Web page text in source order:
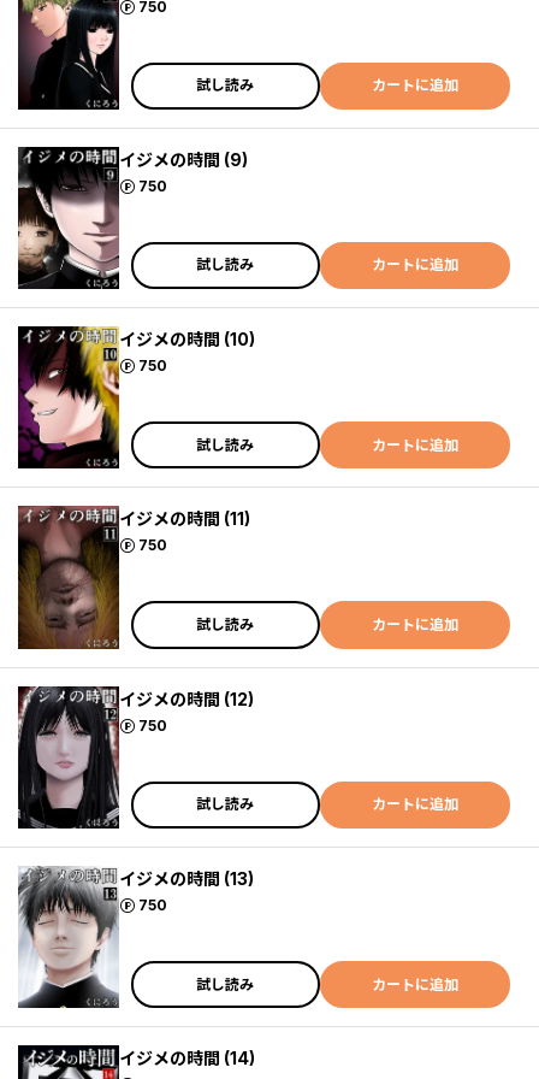
750
ポイント
試し読み カートに追加
イジメの時間 (9)
750
ポイント
試し読み カートに追加
イジメの時間 (10)
750
ポイント
試し読み カートに追加
イジメの時間 (11)
750
ポイント
試し読み カートに追加
イジメの時間 (12)
750
ポイント
試し読み カートに追加
イジメの時間 (13)
750
ポイント
試し読み カートに追加
イジメの時間 (14)